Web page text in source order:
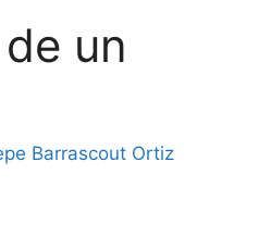
un
Barrascout Ortiz